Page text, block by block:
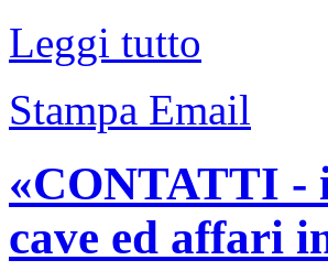
Leggi tutto
Stampa Email
«CONTATTI -
cave ed affari